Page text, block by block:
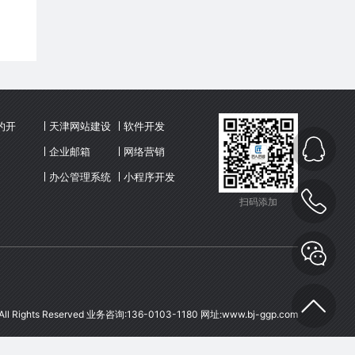
开 天津网站建设
软件开发
企业邮箱
网络营销
办公管理系统
小程序开发
扫码添加
Rights Reserved 业务咨询:136-0103-1180 网址:www.bj-ggp.com